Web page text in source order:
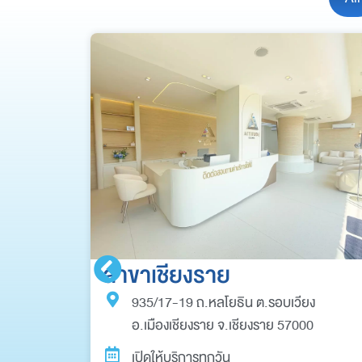
สาขาเชียงราย
935/17-19 ถ.หลโยธิน ต.รอบเวียง
อ.เมืองเชียงราย จ.เชียงราย 57000
เปิดให้บริการทุกวัน